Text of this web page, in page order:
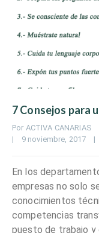
7 Consejos para
Por ACTIVA CANARIAS
|
9 noviembre, 2017 |
En los
empresas no solo
conocimientos
competencias
puesto de trabajo y